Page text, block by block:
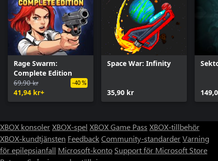
Rage Swarm:
Complete Edition
69,90 kr
41,94 kr+
-40 %
Space War: Infinity
35,90 kr
XBOX konsolerXBOX-spel XBOX Game Pass XBOX-tillbehör
XBOX-kundtjänsten FeedbackCommunity-standarderVarning
för epilepsianfall Microsoft-konto Support för Microsoft Store